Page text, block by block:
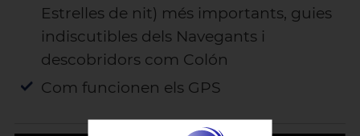
Estrelles de nit) més importants, guies
indiscutibles dels Navegants i
descobridors com Colón
Com funcionen els GPS